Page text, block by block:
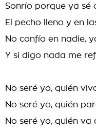
Sonrío porque ya sé
El pecho lleno y en
No confío en nadie,
Y si digo nada me
No seré yo, quién
No seré yo, quién
No seré yo, quién va